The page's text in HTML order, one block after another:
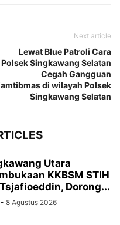
Next article
Lewat Blue Patroli Cara
Polsek Singkawang Selatan
Cegah Gangguan
di wilayah Polsek
Singkawang Selatan
Utara
KKBSM STIH
Dorong...
- 8 Agustus 2026